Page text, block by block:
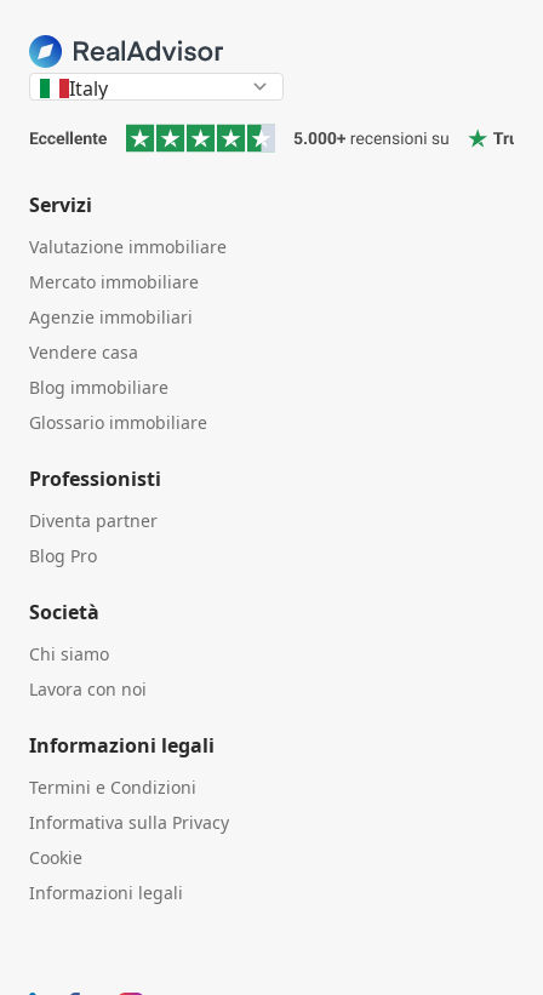
Italy
Servizi
Valutazione immobiliare
Mercato immobiliare
Agenzie immobiliari
Vendere casa
Blog immobiliare
Glossario immobiliare
Professionisti
Diventa partner
Blog Pro
Società
Chi siamo
Lavora con noi
Informazioni legali
Termini e Condizioni
Informativa sulla Privacy
Cookie
Informazioni legali